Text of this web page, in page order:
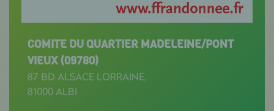
COMITE DU QUARTIER MADELEINE/PONT
VIEUX (09780)
87 BD ALSACE LORRAINE,
81000 ALBI